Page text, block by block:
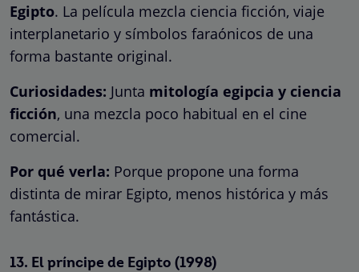
Egipto. La película mezcla ciencia ficción, viaje
interplanetario y símbolos faraónicos de una
forma bastante original.
Curiosidades: Junta mitología egipcia y ciencia
ficción, una mezcla poco habitual en el cine
comercial.
Por qué verla: Porque propone una forma
distinta de mirar Egipto, menos histórica y más
fantástica.
13. El príncipe de Egipto (1998)